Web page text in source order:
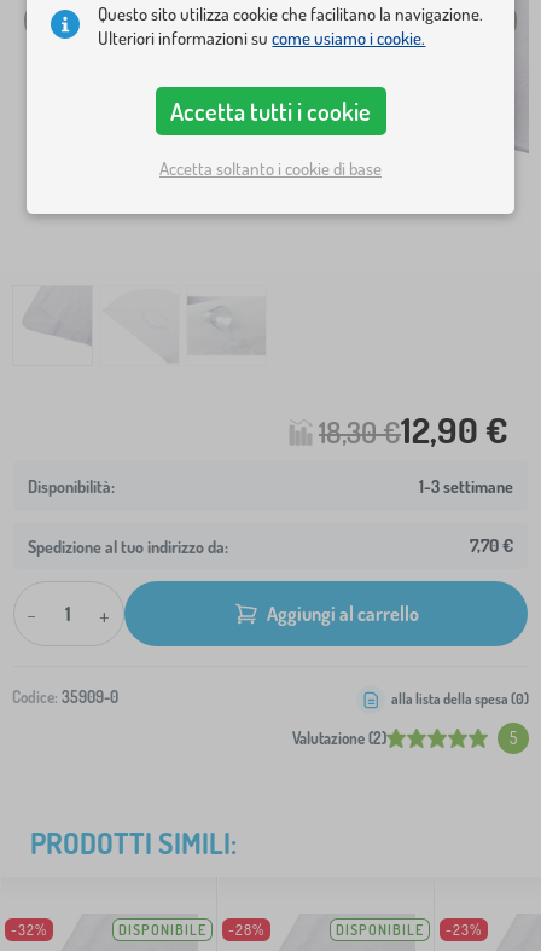
18,30 €12,90 €
1-3 settimane
Spedizione al tuo indirizzo da: 7,70 €
- + Aggiungi al carrello
Codice: 35909-0
Valutazione (2) 5
alla lista della spesa (0)
PRODOTTI SIMILI:
-32% DISPONIBILE -28% DISPONIBILE -23%
Questo sito utilizza cookie che facilitano la navigazione.
Ulteriori informazioni sucome usiamo i cookie.
Accetta tutti i cookie
Accetta soltanto i cookie di base